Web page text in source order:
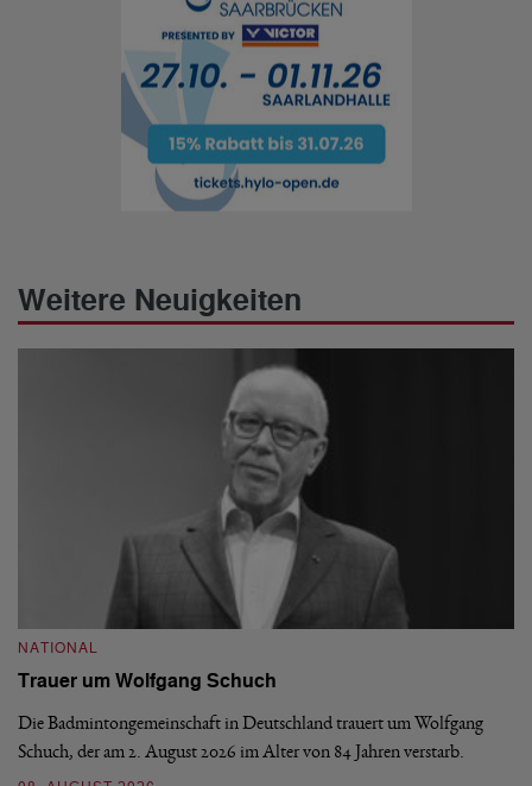
Weitere Neuigkeiten
NATIONAL
Trauer um Wolfgang Schuch
Die Badmintongemeinschaft in Deutschland trauert um Wolfgang
Schuch, der am 2. August 2026 im Alter von 84 Jahren verstarb.